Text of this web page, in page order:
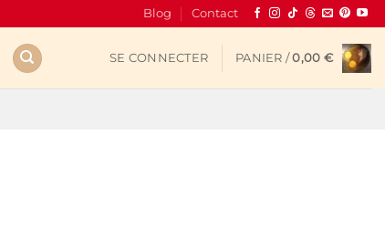
Blog Contact
SE CONNECTER PANIER /0,00 €